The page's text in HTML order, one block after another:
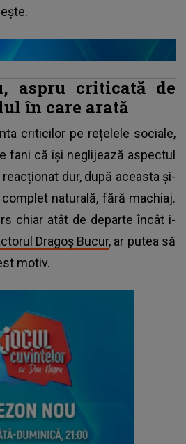
aspru criticată de
în care arată
criticilor pe rețelele sociale,
fani că își neglijează aspectul
dur, după aceasta și-
naturală, fără machiaj.
chiar atât de departe încât i-
Dragoș Bucur, ar putea să
motiv.